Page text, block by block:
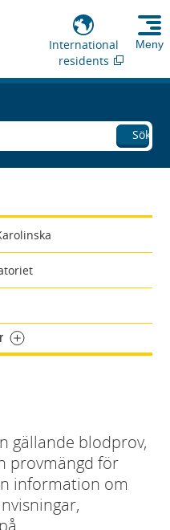
International
residents
Meny
Sök
gällande blodprov,
provmängd för
information om